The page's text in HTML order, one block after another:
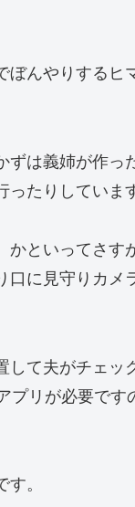
んやりするヒ
は義姉が作っ
たりしています
といってさ
に見守りカメ
て夫がチェッ
プリが必要で
。